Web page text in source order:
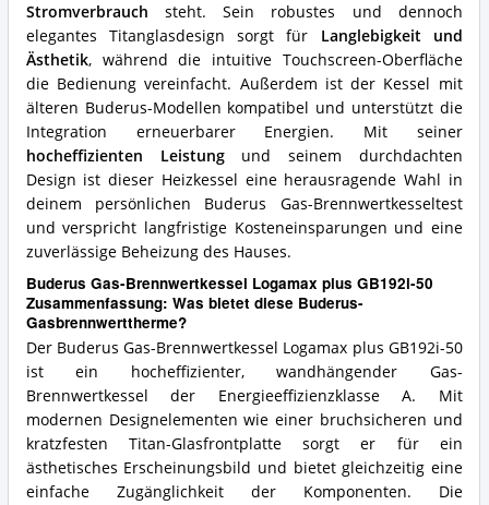
Stromverbrauch steht. Sein robustes und dennoch
elegantes Titanglasdesign sorgt für Langlebigkeit und
Ästhetik, während die intuitive Touchscreen-Oberfläche
die Bedienung vereinfacht. Außerdem ist der Kessel mit
älteren Buderus-Modellen kompatibel und unterstützt die
Integration erneuerbarer Energien. Mit seiner
hocheffizienten Leistungund seinem durchdachten
Design ist dieser Heizkessel eine herausragende Wahl in
deinem persönlichen Buderus Gas-Brennwertkesseltest
und verspricht langfristige Kosteneinsparungen und eine
zuverlässige Beheizung des Hauses.
Buderus Gas-Brennwertkessel Logamax plus GB192i-50
Zusammenfassung: Was bietet diese Buderus-
Gasbrennwerttherme?
Der Buderus Gas-Brennwertkessel Logamax plus GB192i-50
ist ein hocheffizienter, wandhängender Gas-
Brennwertkessel der Energieeffizienzklasse A. Mit
modernen Designelementen wie einer bruchsicheren und
kratzfesten Titan-Glasfrontplatte sorgt er für ein
ästhetisches Erscheinungsbild und bietet gleichzeitig eine
einfache Zugänglichkeit der Komponenten. Die